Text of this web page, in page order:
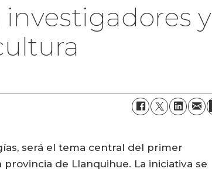
investigadores y
será el tema central del primer
de Llanquihue. La iniciativa se